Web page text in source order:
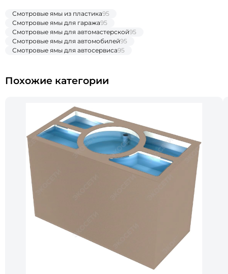
Смотровые ямы из пластика95
Смотровые ямы для гаража95
Смотровые ямы для автомастерской95
Смотровые ямы для автомобилей95
Смотровые ямы для автосервиса95
Похожие категории